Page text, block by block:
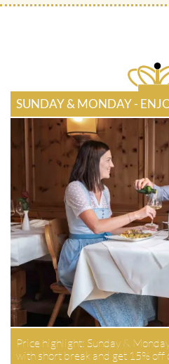
SUNDAY & MONDAY -
Price highlight: Sunday &
with short break and get 15% off